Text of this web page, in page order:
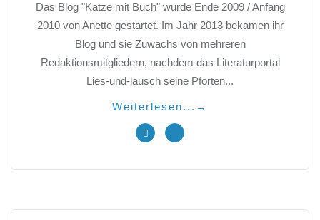
Das Blog "Katze mit Buch" wurde Ende 2009 / Anfang
2010 von Anette gestartet. Im Jahr 2013 bekamen ihr
Blog und sie Zuwachs von mehreren
Redaktionsmitgliedern, nachdem das Literaturportal
Lies-und-lausch seine Pforten...
Weiterlesen... →